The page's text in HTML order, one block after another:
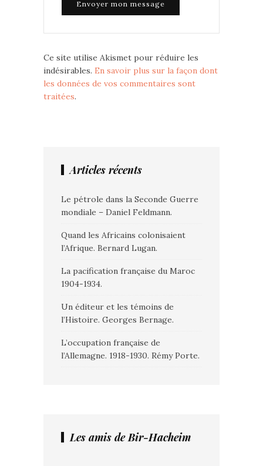
Ce site utilise Akismet pour réduire les
indésirables. En savoir plus sur la façon dont
les données de vos commentaires sont
traitées.
Articles récents
Le pétrole dans la Seconde Guerre
mondiale – Daniel Feldmann.
Quand les Africains colonisaient
l’Afrique. Bernard Lugan.
La pacification française du Maroc
1904-1934.
Un éditeur et les témoins de
l’Histoire. Georges Bernage.
L’occupation française de
l’Allemagne. 1918-1930. Rémy Porte.
Les amis de Bir-Hacheim